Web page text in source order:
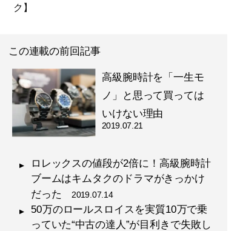
ク】
この連載の前回記事
高級腕時計を「一生モ
ノ」と思って買っては
いけない理由
2019.07.21
ロレックスの値段が2倍に！高級腕時計
ブームはキムタクのドラマがきっかけ
だった
2019.07.14
50万のロールスロイスを実質10万で乗
っていた“中古の達人”が目利きで失敗し